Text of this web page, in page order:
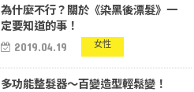
為什麼不行？關於《染黑後漂髮》一
定要知道的事！
2019.04.19 女性
多功能整髮器～百變造型輕鬆變！